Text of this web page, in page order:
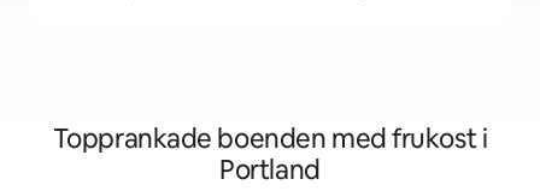
Topprankade boenden med frukost i
Portland